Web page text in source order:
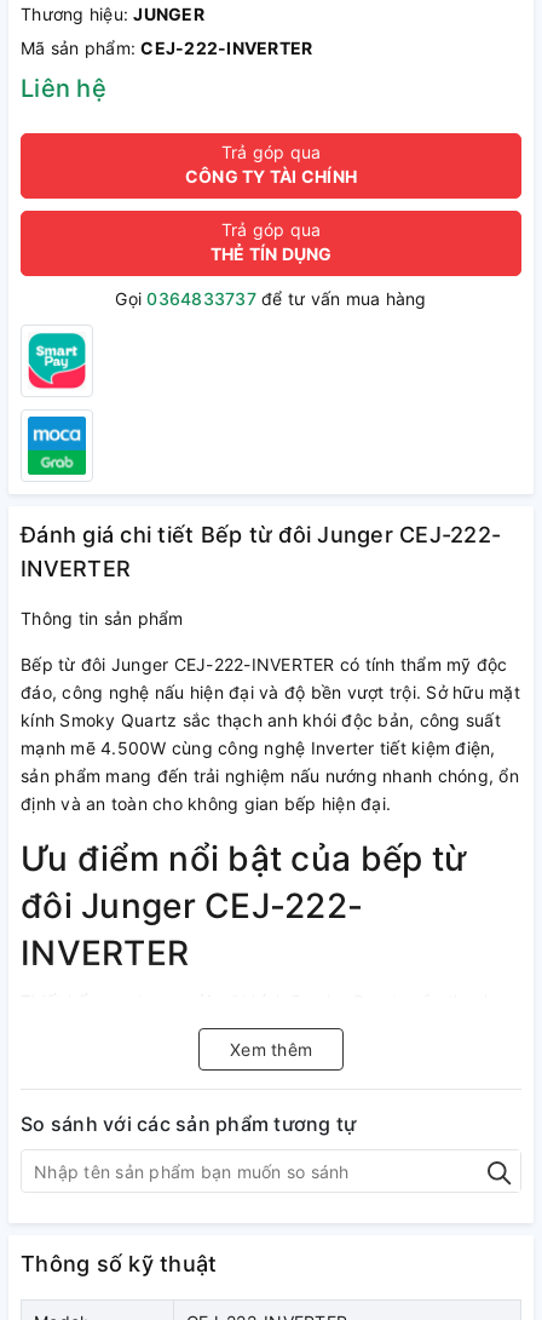
Thương hiệu:JUNGER
Mã sản phẩm:CEJ-222-INVERTER
Liên hệ
Trả góp qua
CÔNG TY TÀI CHÍNH
Trả góp qua
THẺ TÍN DỤNG
Gọi0364833737để tư vấn mua hàng
Đánh giá chi tiết Bếp từ đôi Junger CEJ-222-
INVERTER
Thông tin sản phẩm
Bếp từ đôi Junger CEJ-222-INVERTER có tính thẩm mỹ độc
đáo, công nghệ nấu hiện đại và độ bền vượt trội. Sở hữu mặt
kính Smoky Quartz sắc thạch anh khói độc bản, công suất
mạnh mẽ 4.500W cùng công nghệ Inverter tiết kiệm điện,
sản phẩm mang đến trải nghiệm nấu nướng nhanh chóng, ổn
định và an toàn cho không gian bếp hiện đại.
Ưu điểm nổi bật của bếp từ
đôi Junger CEJ-222-
INVERTER
anh khói độc bản, tạo điểm nhấn thẩm mỹ cho không gian
Công suất tổng mạnh mẽ 4.500W giúp nấu ăn nhanh chóng
và tiết kiệm thời gian.
Hai vùng nấu độc lập đường kính 19cm phù hợp với nhiều
loại nồi chảo khác nhau.
Tích hợp Booster cho từng vùng nấu giúp tăng công suất
nhanh khi cần.
Công nghệ Inverter giúp gia nhiệt ổn định và tiết kiệm điện
năng.
Xem thêm
So sánh với các sản phẩm tương tự
Thông số kỹ thuật